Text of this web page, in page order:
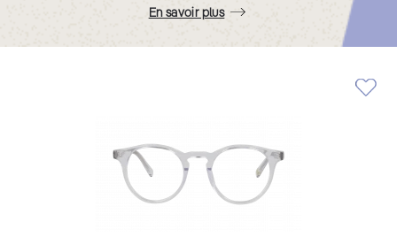
En savoir plus